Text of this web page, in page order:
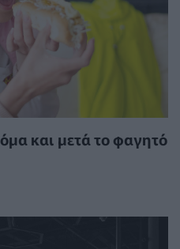
και μετά το φαγητό